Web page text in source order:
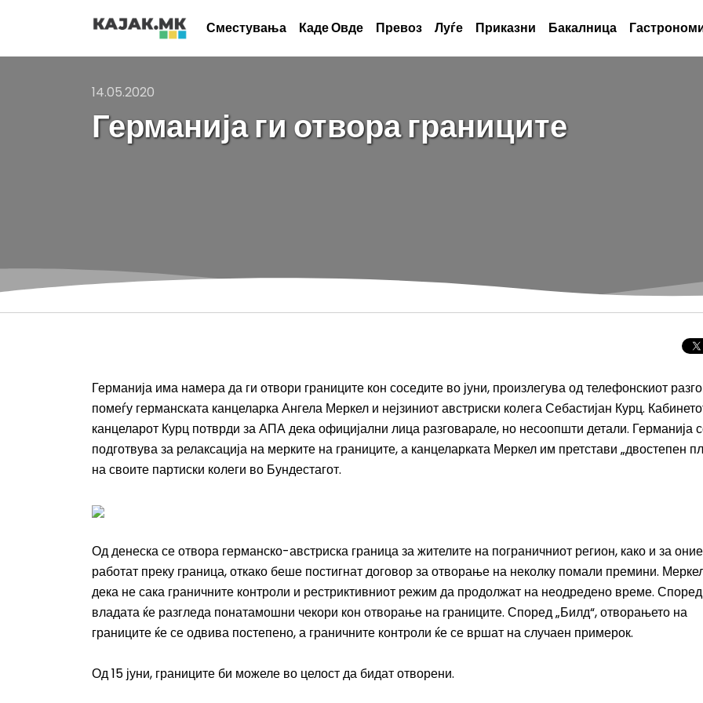
Сместувања Каде Овде Превоз Луѓе Приказни Бакалница
14.05.2020
Германија ги отвора границите
Германија има намера да ги отвори границите кон соседите во јуни, произлегува од телефонскиот
помеѓу германската канцеларка Ангела Меркел и нејзиниот австриски колега Себастијан Курц.
канцеларот Курц потврди за АПА дека официјални лица разговарале, но несоопшти детали. Германија
подготвува за релаксација на мерките на границите, а канцеларката Меркел им претстави „двостепен
на своите партиски колеги во Бундестагот.
Од денеска се отвора германско-австриска граница за жителите на пограничниот регион, како и за
работат преку граница, откако беше постигнат договор за отворање на неколку помали премини.
дека не сака граничните контроли и рестриктивниот режим да продолжат на неодредено време.
владата ќе разгледа понатамошни чекори кон отворање на границите. Според „Билд“, отворањето на
границите ќе се одвива постепено, а граничните контроли ќе се вршат на случаен примерок.
Од 15 јуни, границите би можеле во целост да бидат отворени.
Целосно
Сонцето 2026:
најголемиот
во Европа